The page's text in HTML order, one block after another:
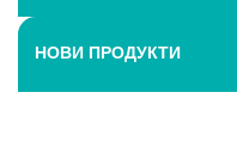
НОВИ ПРОДУКТИ